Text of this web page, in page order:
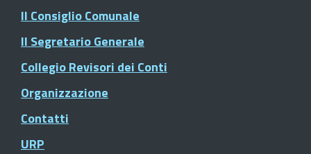
Il Consiglio Comunale
Il Segretario Generale
Collegio Revisori dei Conti
Organizzazione
Contatti
URP